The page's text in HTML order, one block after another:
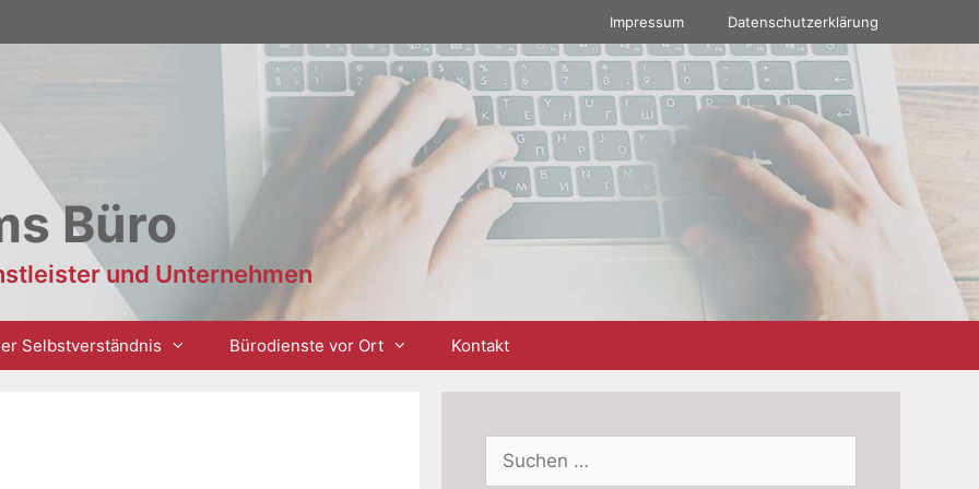
Impressum Datenschutzerklärung
Büro
und Unternehmen
Selbstverständnis Bürodienste vor Ort Kontakt
Suchen
nach: